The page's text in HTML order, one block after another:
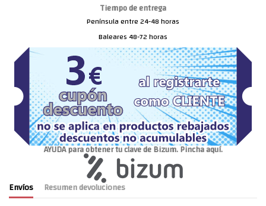
Tiempo de entrega
Península entre 24-48 horas
Baleares 48-72 horas
AYUDA para obtener tu clave de Bizum. Pincha aquí.
Envíos Resumen devoluciones